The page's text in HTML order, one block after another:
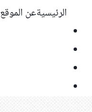
الرئيسيةعن الموقع